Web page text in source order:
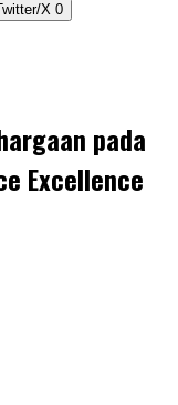
X 0
pada
Excellence